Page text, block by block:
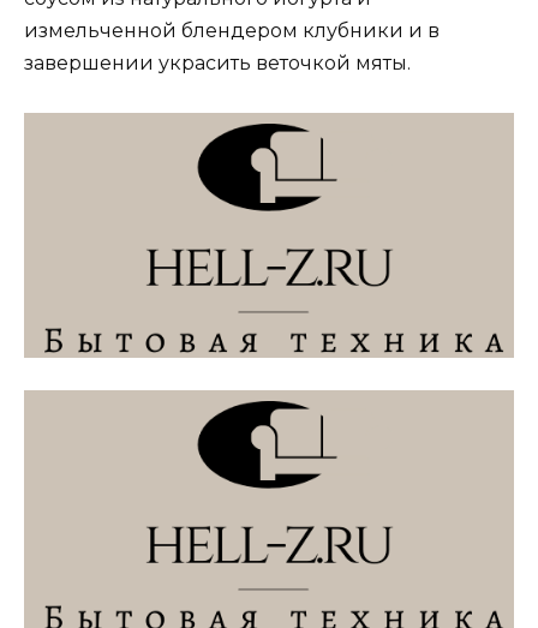
измельченной блендером клубники и в
завершении украсить веточкой мяты.